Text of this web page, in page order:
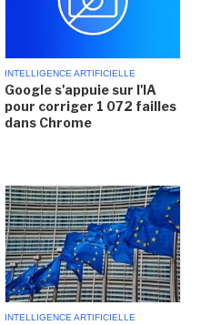
INTELLIGENCE ARTIFICIELLE
Google s'appuie sur l'IA
pour corriger 1 072 failles
dans Chrome
INTELLIGENCE ARTIFICIELLE